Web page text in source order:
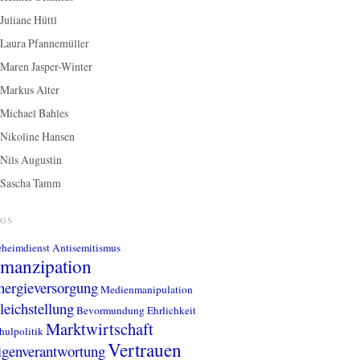
Juliane Hüttl
Laura Pfannemüller
Maren Jasper-Winter
Markus Alter
Michael Bahles
Nikoline Hansen
Nils Augustin
Sascha Tamm
Antisemitismus
Medienmanipulation
BevormundungEhrlichkeit
Marktwirtschaft
Vertrauen